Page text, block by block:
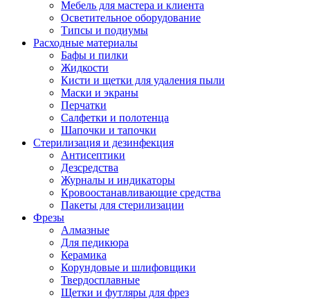
Мебель для мастера и клиента
Осветительное оборудование
Типсы и подиумы
Расходные материалы
Бафы и пилки
Жидкости
Кисти и щетки для удаления пыли
Маски и экраны
Перчатки
Салфетки и полотенца
Шапочки и тапочки
Стерилизация и дезинфекция
Антисептики
Дезсредства
Журналы и индикаторы
Кровоостанавливающие средства
Пакеты для стерилизации
Фрезы
Алмазные
Для педикюра
Керамика
Корундовые и шлифовщики
Твердосплавные
Щетки и футляры для фрез